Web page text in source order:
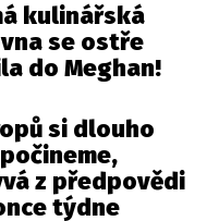
kulinářská
se ostře
do Meghan!
si dlouho
z předpovědi
týdne